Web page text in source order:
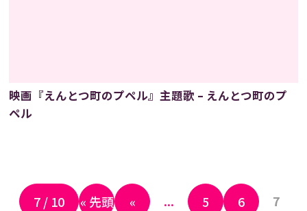
映画『えんとつ町のプペル』主題歌 – えんとつ町のプ
ペル
7 / 10 « 先頭 « ... 5 6 7